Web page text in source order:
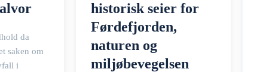
da
saken om
i
historisk seier for
Førdefjorden,
naturen og
miljøbevegelsen